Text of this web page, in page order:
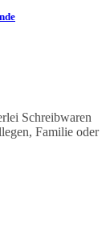
Schreibwaren
Familie oder